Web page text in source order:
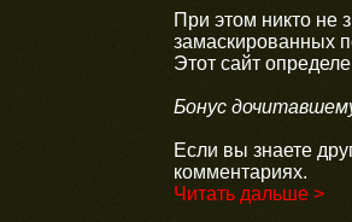
При этом никто не
замаскированных
Этот сайт
Бонус
Если вы знаете
комментариях.
Читать дальше >